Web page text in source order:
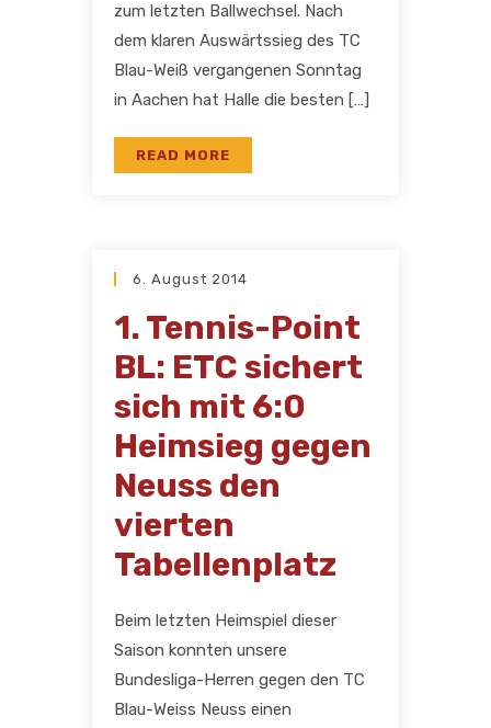
zum letzten Ballwechsel. Nach
dem klaren Auswärtssieg des TC
Blau-Weiß vergangenen Sonntag
in Aachen hat Halle die besten […]
READ MORE
6. August 2014
1. Tennis-Point
BL: ETC sichert
sich mit 6:0
Heimsieg gegen
Neuss den
vierten
Tabellenplatz
Beim letzten Heimspiel dieser
Saison konnten unsere
Bundesliga-Herren gegen den TC
Blau-Weiss Neuss einen